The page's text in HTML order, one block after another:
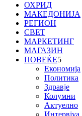
ОХРИД
МАКЕДОНИЈА
РЕГИОН
СВЕТ
МАРКЕТИНГ
МАГАЗИН
ПОВЕЌЕ
Економија
Политика
Здравје
Колумни
Актуелно
Интервјуа